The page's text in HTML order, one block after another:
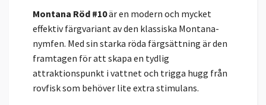
Montana Röd #10är en modern och mycket
effektiv färgvariant av den klassiska Montana-
nymfen. Med sin starka röda färgsättning är den
framtagen för att skapa en tydlig
attraktionspunkt i vattnet och trigga hugg från
rovfisk som behöver lite extra stimulans.